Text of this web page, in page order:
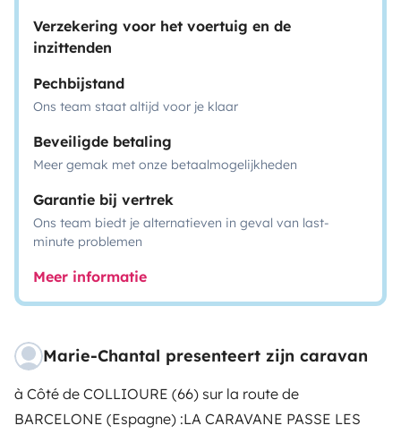
Verzekering voor het voertuig en de
inzittenden
Pechbijstand
Ons team staat altijd voor je klaar
Beveiligde betaling
Meer gemak met onze betaalmogelijkheden
Garantie bij vertrek
Ons team biedt je alternatieven in geval van last-
minute problemen
Meer informatie
Marie-Chantal presenteert zijn caravan
à Côté de COLLIOURE (66) sur la route de
BARCELONE (Espagne) :LA CARAVANE PASSE LES